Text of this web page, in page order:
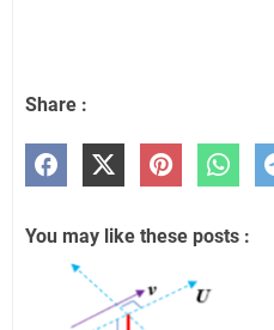
Share :
You may like these posts :